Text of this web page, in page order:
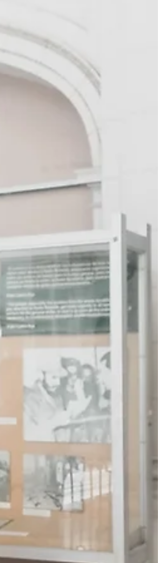
graça! 14 atrações
Zurique, na Suiça, é uma cidade estruturada e ao
mesmo muito aconchegante. A cidade velha com seus
ótimos restaurantes e os cais às...